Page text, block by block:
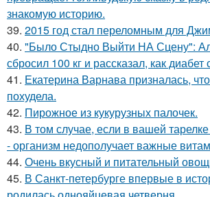
знакомую историю.
39. 2015 год стал переломным для
40. "Было Стыдно Выйти НА Сцену":
сбросил 100 кг и рассказал, как
41. Екатерина Варнава призналась,
похудела.
42. Пирожное из кукурузных палочек.
43. В том случае, если в вашей
- организм недополучает важные
44. Очень вкусный и питательный
45. В Санкт-петербурге впервые в